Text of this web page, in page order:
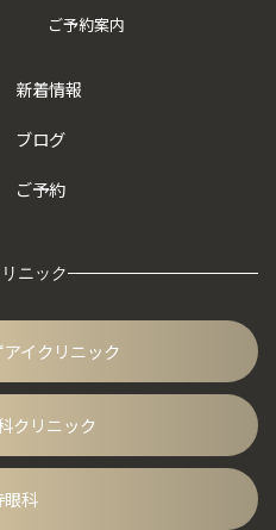
ご予約案内
新着情報
ブログ
ご予約
ニック
イクリニック
クリニック
科